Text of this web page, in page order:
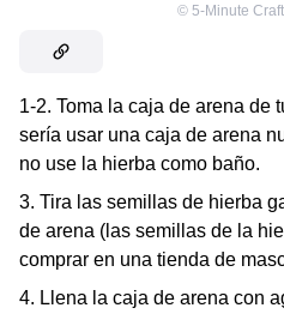
© 5-Minute
1-2. Toma la caja de arena de
sería usar una caja de arena
no use la hierba como baño.
3. Tira las semillas de hierba
de arena (las semillas de la
comprar en una tienda de
4. Llena la caja de arena con